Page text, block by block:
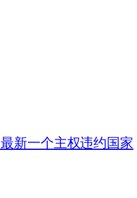
新一个主权违约国家